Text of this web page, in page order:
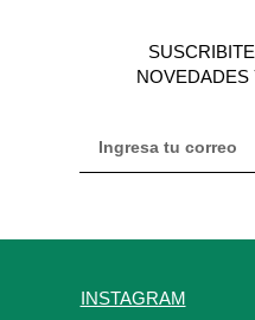
INSTAGRAM